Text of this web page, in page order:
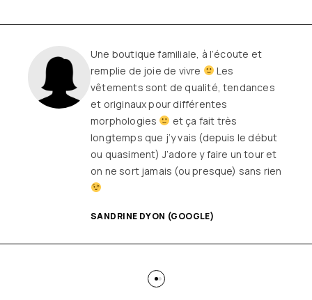
Une boutique familiale, à l’écoute et
remplie de joie de vivre
Les
vêtements sont de qualité, tendances
et originaux pour différentes
morphologies
et ça fait très
longtemps que j’y vais (depuis le début
ou quasiment) J’adore y faire un tour et
on ne sort jamais (ou presque) sans rien
SANDRINE DYON (GOOGLE)